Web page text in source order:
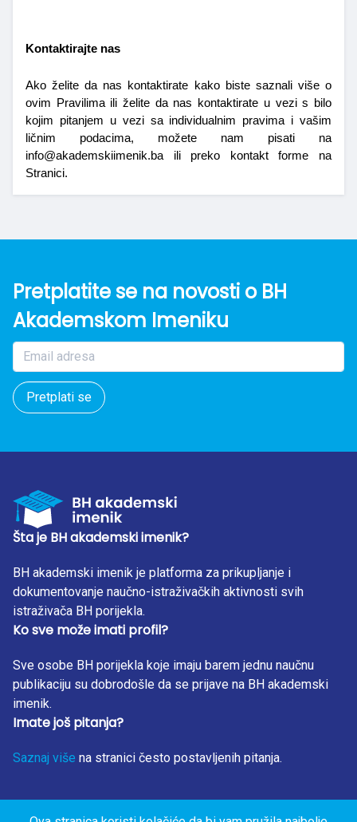
Kontaktirajte nas
Ako želite da nas kontaktirate kako biste saznali više o
ovim Pravilima ili želite da nas kontaktirate u vezi s bilo
kojim pitanjem u vezi sa individualnim pravima i vašim
ličnim podacima, možete nam pisati na
info@akademskiimenik.ba ili preko kontakt forme na
Stranici.
Pretplatite se na novosti o BH
Akademskom Imeniku
Pretplati se
Šta je BH akademski imenik?
BH akademski imenik je platforma za prikupljanje i
dokumentovanje naučno-istraživačkih aktivnosti svih
istraživača BH porijekla.
Ko sve može imati profil?
Sve osobe BH porijekla koje imaju barem jednu naučnu
publikaciju su dobrodošle da se prijave na BH akademski
imenik.
Imate još pitanja?
Saznaj više na stranici često postavljenih pitanja.